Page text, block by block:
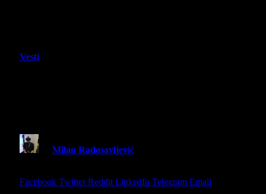
Vesti
Milan Radosavljević
Facebook Twitter Reddit LinkedIn Telegram Email